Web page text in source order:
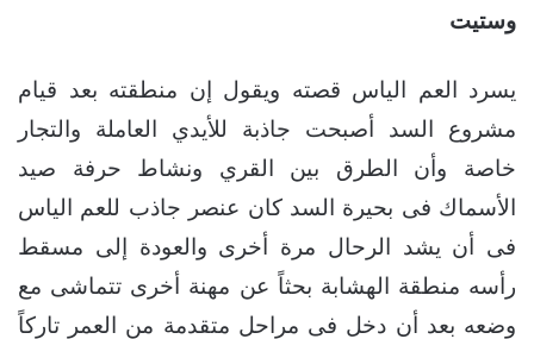
وستيت
يسرد العم الياس قصته ويقول إن منطقته بعد قيام
مشروع السد أصبحت جاذبة للأيدي العاملة والتجار
خاصة وأن الطرق بين القري ونشاط حرفة صيد
الأسماك فى بحيرة السد كان عنصر جاذب للعم الياس
فى أن يشد الرحال مرة أخرى والعودة إلى مسقط
رأسه منطقة الهشابة بحثاً عن مهنة أخرى تتماشى مع
وضعه بعد أن دخل فى مراحل متقدمة من العمر تاركاً